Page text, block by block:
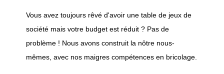
Vous avez toujours rêvé d'avoir une table de jeux de
société mais votre budget est réduit ? Pas de
problème ! Nous avons construit la nôtre nous-
mêmes, avec nos maigres compétences en bricolage.